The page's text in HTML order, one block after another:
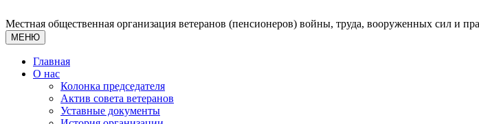
Местная общественная организация ветеранов (пенсионеров) войны, труда, вооруженных сил и
МЕНЮ
Главная
О нас
Колонка председателя
Актив совета ветеранов
Уставные документы